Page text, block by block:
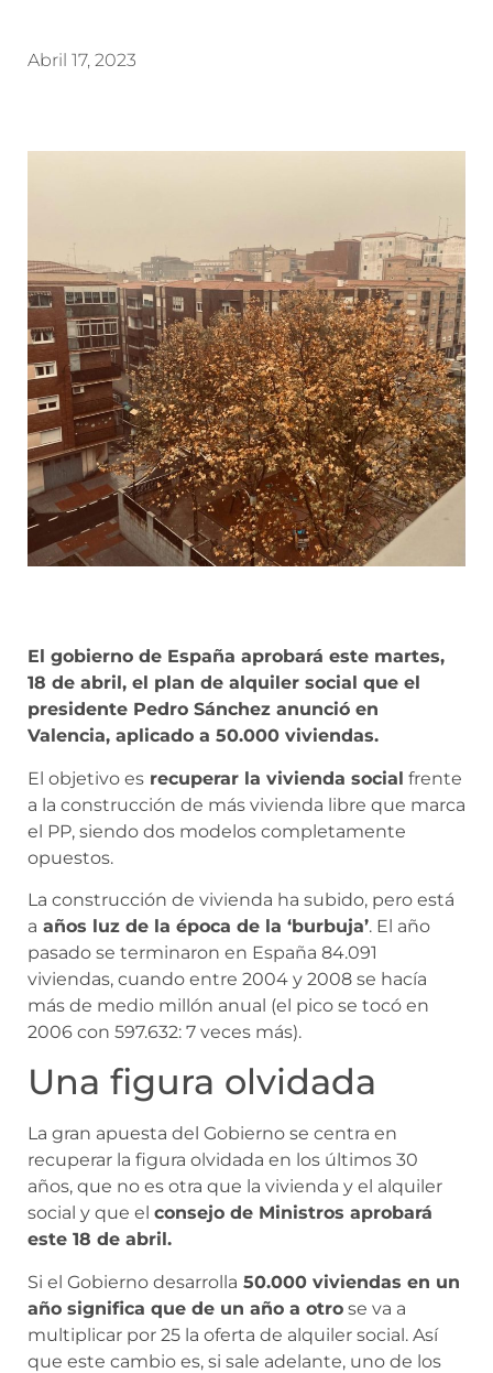
Abril 17, 2023
El gobierno de España aprobará este martes,
18 de abril, el plan de alquiler social que el
presidente Pedro Sánchez anunció en
Valencia, aplicado a 50.000 viviendas.
El objetivo es recuperar la vivienda social frente
a la construcción de más vivienda libre que marca
el PP, siendo dos modelos completamente
opuestos.
La construcción de vivienda ha subido, pero está
a años luz de la época de la ‘burbuja’. El año
pasado se terminaron en España 84.091
viviendas, cuando entre 2004 y 2008 se hacía
más de medio millón anual (el pico se tocó en
2006 con 597.632: 7 veces más).
Una figura olvidada
La gran apuesta del Gobierno se centra en
recuperar la figura olvidada en los últimos 30
años, que no es otra que la vivienda y el alquiler
social y que el consejo de Ministros aprobará
este 18 de abril.
Si el Gobierno desarrolla 50.000 viviendas en un
año significa que de un año a otro se va a
multiplicar por 25 la oferta de alquiler social. Así
que este cambio es, si sale adelante, uno de los